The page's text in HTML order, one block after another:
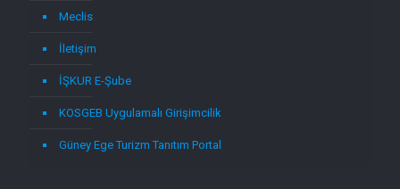
Meclis
İletişim
İŞKUR E-Şube
KOSGEB Uygulamalı Girişimcilik
Güney Ege Turizm Tanıtım Portal